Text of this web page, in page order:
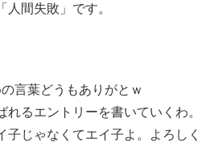
間失敗」です。
言葉どうもありがとｗ
れるエントリーを書いていくわ。
子じゃなくてエイ子よ。よろしく